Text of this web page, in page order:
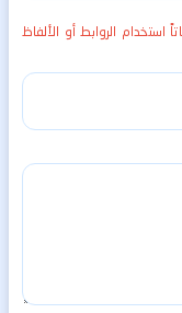
استخدام الروابط أو الألفاظ